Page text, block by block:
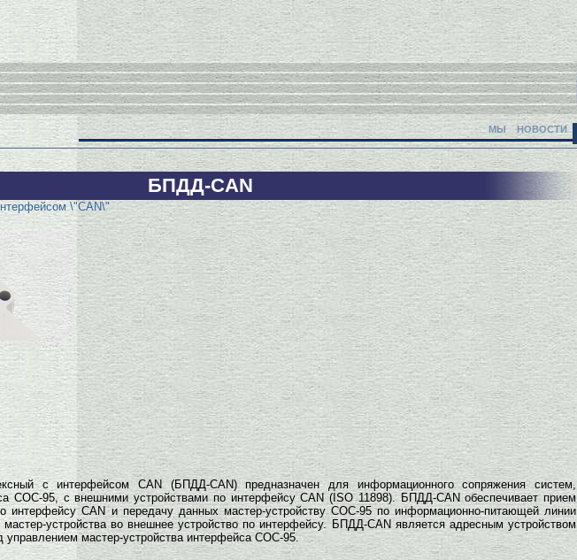
МЫ НОВОСТИ
БПДД-CAN
\"CAN\"
с интерфейсом CAN (БПДД-CAN) предназначен для информационного сопряжения систем,
СОС-95, с внешними устройствами по интерфейсу CAN (ISO 11898). БПДД-CAN обеспечивает прием
интерфейсу CAN и передачу данных мастер-устройству СОС-95 по информационно-питающей линии
устройства во внешнее устройство по интерфейсу. БПДД-CAN является адресным устройством
мастер-устройства интерфейса СОС-95.